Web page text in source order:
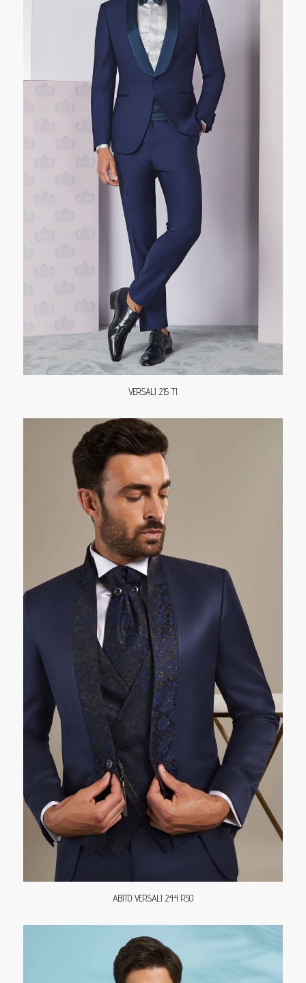
VERSALI 215 T1
ABITO VERSALI 244 R50